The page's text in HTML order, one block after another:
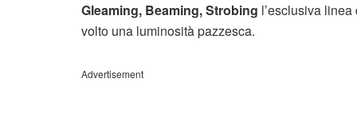
Gleaming, Beaming, Strobing l’esclusiva
volto una luminosità pazzesca.
Advertisement